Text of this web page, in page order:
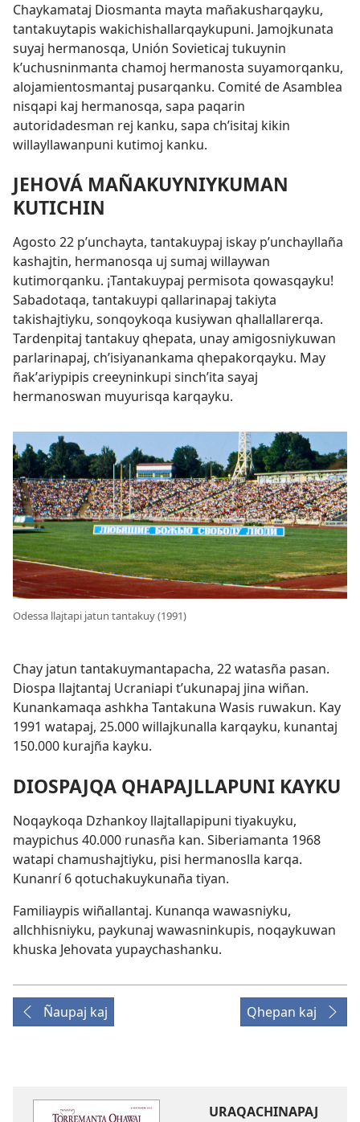
Chaykamataj Diosmanta mayta mañakusharqayku,
tantakuytapis wakichishallarqaykupuni. Jamojkunata
suyaj hermanosqa, Unión Sovieticaj tukuynin
kʼuchusninmanta chamoj hermanosta suyamorqanku,
alojamientosmantaj pusarqanku. Comité de Asamblea
nisqapi kaj hermanosqa, sapa paqarin
autoridadesman rej kanku, sapa chʼisitaj kikin
willayllawanpuni kutimoj kanku.
JEHOVÁ MAÑAKUYNIYKUMAN
KUTICHIN
Agosto 22 pʼunchayta, tantakuypaj iskay pʼunchayllaña
kashajtin, hermanosqa uj sumaj willaywan
kutimorqanku. ¡Tantakuypaj permisota qowasqayku!
Sabadotaqa, tantakuypi qallarinapaj takiyta
takishajtiyku, sonqoykoqa kusiywan qhallallarerqa.
Tardenpitaj tantakuy qhepata, unay amigosniykuwan
parlarinapaj, chʼisiyanankama qhepakorqayku. May
ñakʼariypipis creeyninkupi sinchʼita sayaj
hermanoswan muyurisqa karqayku.
Odessa llajtapi jatun tantakuy (1991)
Chay jatun tantakuymantapacha, 22 watasña pasan.
Diospa llajtantaj Ucraniapi tʼukunapaj jina wiñan.
Kunankamaqa ashkha Tantakuna Wasis ruwakun. Kay
1991 watapaj, 25.000 willajkunalla karqayku, kunantaj
150.000 kurajña kayku.
DIOSPAJQA QHAPAJLLAPUNI KAYKU
Noqaykoqa Dzhankoy llajtallapipuni tiyakuyku,
maypichus 40.000 runasña kan. Siberiamanta 1968
watapi chamushajtiyku, pisi hermanoslla karqa.
Kunanrí 6 qotuchakuykunaña tiyan.
Familiaypis wiñallantaj. Kunanqa wawasniyku,
allchhisniyku, paykunaj wawasninkupis, noqaykuwan
khuska Jehovata yupaychashanku.
Ñaupaj kaj Qhepan kaj
URAQACHINAPAJ